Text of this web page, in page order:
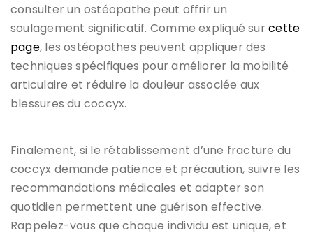
consulter un ostéopathe peut offrir un
soulagement significatif. Comme expliqué surcette
page, les ostéopathes peuvent appliquer des
techniques spécifiques pour améliorer la mobilité
articulaire et réduire la douleur associée aux
blessures du coccyx.
Finalement, si le rétablissement d’une fracture du
coccyx demande patience et précaution, suivre les
recommandations médicales et adapter son
quotidien permettent une guérison effective.
Rappelez-vous que chaque individu est unique, et